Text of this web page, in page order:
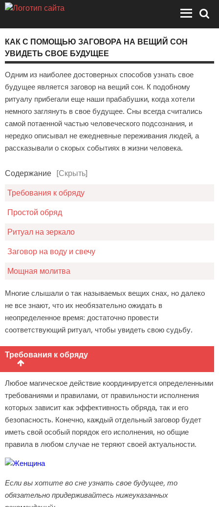
КАК С ПОМОЩЬЮ ЗАГОВОРА НА ВЕЩИЙ СОН
УВИДЕТЬ СВОЕ БУДУЩЕЕ
Одним из наиболее достоверных способов узнать свое
будущее является заговор на вещий сон. К подобному
ритуалу прибегали еще наши прабабушки, когда хотели
немного заглянуть в свое будущее. Сны всегда считались
самой потаенной частью человеческого подсознания, и
нередко описывал не ежедневные переживания людей, а
рассказывали о скорых событиях в жизни человека.
Содержание [Скрыть]
Требования к обряду
Простой обряд
Ритуал на зеркало
Заговор на воду и свечу
Мощная молитва
Многие слышали о так называемых вещих снах, но далеко
не все знают, что их необязательно ожидать в
неопределенное время: достаточно провести
соответствующий ритуал, чтобы увидеть свою судьбу.
Требования к обряду
Любое магическое действие координируется определенными
требованиями и правилами, от правильности исполнения
которых зависит как эффективность обряда, так и его
безопасность. Конечно, каждый отдельный заговор будет
иметь свой особый порядок его исполнения, но общие
правила в любом случае не теряют своей актуальности.
Если вы хотите во сне узнать свое будущее, то
обязательно придерживайтесь нижеуказанных